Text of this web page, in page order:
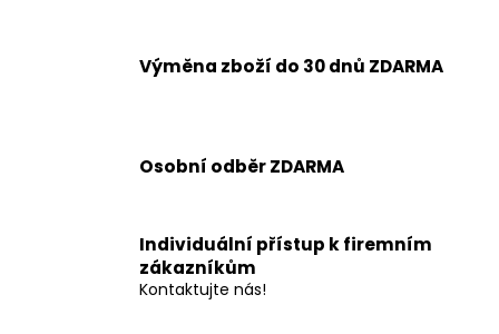
Výměna zboží do 30 dnů ZDARMA
Osobní odběr ZDARMA
Individuální přístup k firemním
zákazníkům
Kontaktujte nás!